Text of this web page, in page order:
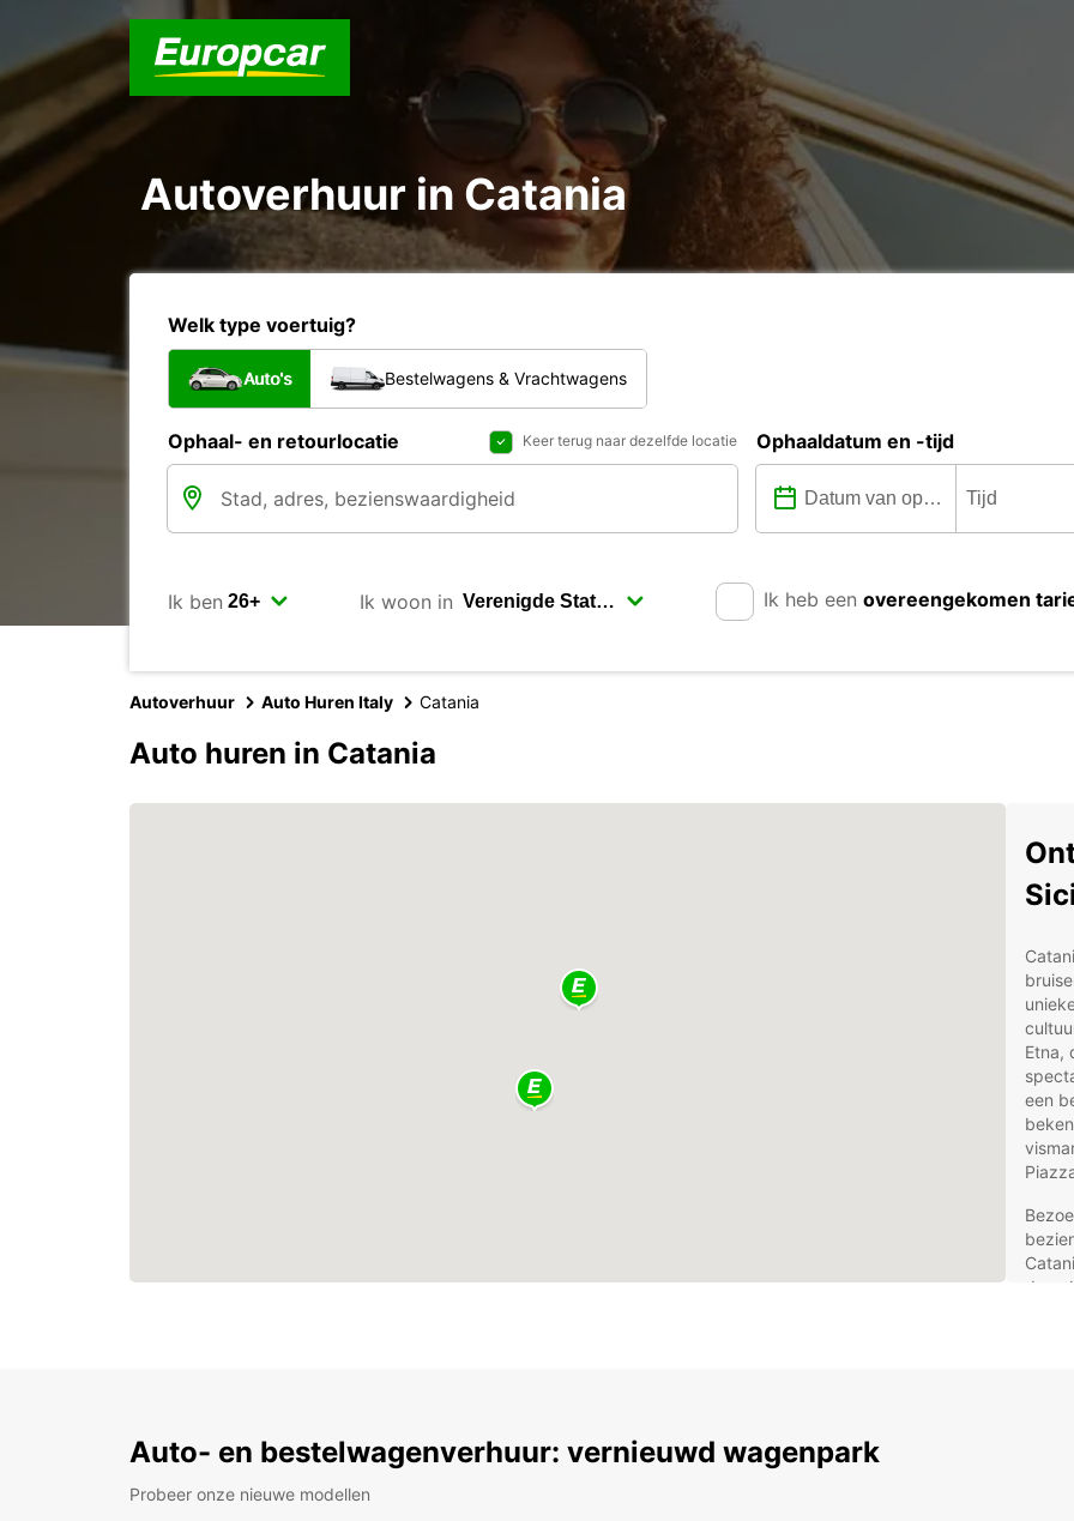
Autoverhuur in Catania
Welk type voertuig?
Auto's Bestelwagens & Vrachtwagens
Ophaal- en retourlocatie Keer terug naar dezelfde locatie Ophaaldatum en -tijd
Ik ben Ik woon in Ik heb een overeengekomen
Autoverhuur Auto Huren Italy Catania
Auto huren in Catania
Etna,
een
de
Auto- en bestelwagenverhuur: vernieuwd wagenpark
Probeer onze nieuwe modellen